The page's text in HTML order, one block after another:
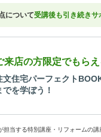
てられるのかしら…」と
について受講後も引き続きサ
来店の方限定でもらえ
文住宅パーフェクト
でを学ぼう！
担当する特別講座・リフォームの講